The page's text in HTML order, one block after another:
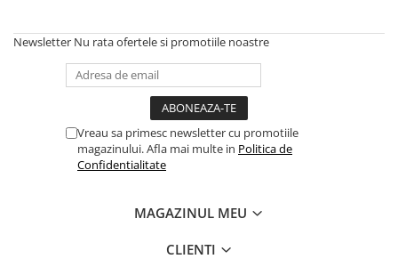
Newsletter Nu rata ofertele si promotiile noastre
Vreau sa primesc newsletter cu promotiile
magazinului. Afla mai multe in Politica de
Confidentialitate
MAGAZINUL MEU
CLIENTI